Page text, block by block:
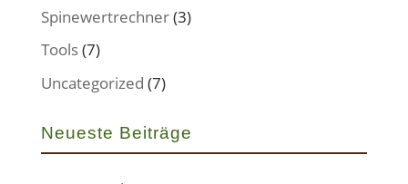
Spinewertrechner(3)
Tools(7)
Uncategorized (7)
Neueste Beiträge